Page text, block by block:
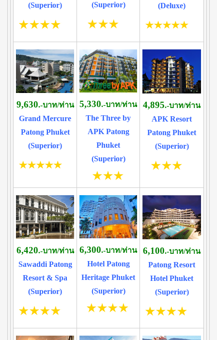
(Superior)
(Superior)
(Deluxe)
9,630.-บาท/ท่าน
Grand Mercure
Patong Phuket
(Superior)
5,330.-บาท/ท่าน
The Three by
APK Patong
Phuket
(Superior)
4,895.-บาท/ท่าน
APK Resort
Patong Phuket
(Superior)
6,420.-บาท/ท่าน
Sawaddi Patong
Resort & Spa
(Superior)
6,300.-บาท/ท่าน
Hotel Patong
Heritage Phuket
(Superior)
6,100.-บาท/ท่าน
Patong Resort
Hotel Phuket
(Superior)